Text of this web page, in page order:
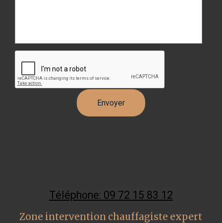
Téléphone: 09 72 15 83 12
Zone intervention chauffagiste expert